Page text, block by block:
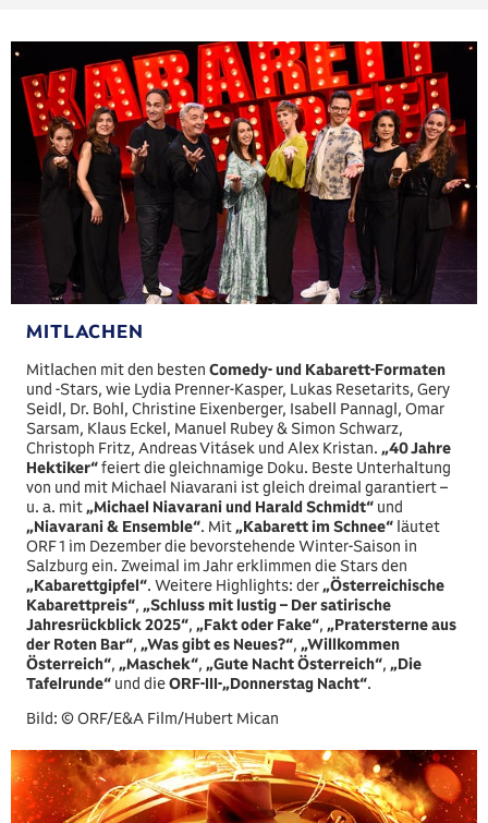
MITLACHEN
Mitlachen mit den bestenComedy- und Kabarett-Formaten
und -Stars, wie Lydia Prenner-Kasper, Lukas Resetarits, Gery
Seidl, Dr. Bohl, Christine Eixenberger, Isabell Pannagl, Omar
Sarsam, Klaus Eckel, Manuel Rubey & Simon Schwarz,
Christoph Fritz, Andreas Vitásek und Alex Kristan. „40 Jahre
Hektiker“feiert die gleichnamige Doku. Beste Unterhaltung
von und mit Michael Niavarani ist gleich dreimal garantiert –
u. a. mit„Michael Niavarani und Harald Schmidt“ und
„Niavarani & Ensemble“. Mit„Kabarett im Schnee“ läutet
ORF 1 im Dezember die bevorstehende Winter-Saison in
Salzburg ein. Zweimal im Jahr erklimmen die Stars den
„Kabarettgipfel“. Weitere Highlights: der„Österreichische
Kabarettpreis“,„Schluss mit lustig – Der satirische
Jahresrückblick 2025“,„Fakt oder Fake“,„Pratersterne aus
der Roten Bar“,„Was gibt es Neues?“,„Willkommen
Österreich“, „Maschek“,„Gute Nacht Österreich“,„Die
Tafelrunde“ und dieORF-III-„Donnerstag Nacht“.
Bild: © ORF/E&A Film/Hubert Mican